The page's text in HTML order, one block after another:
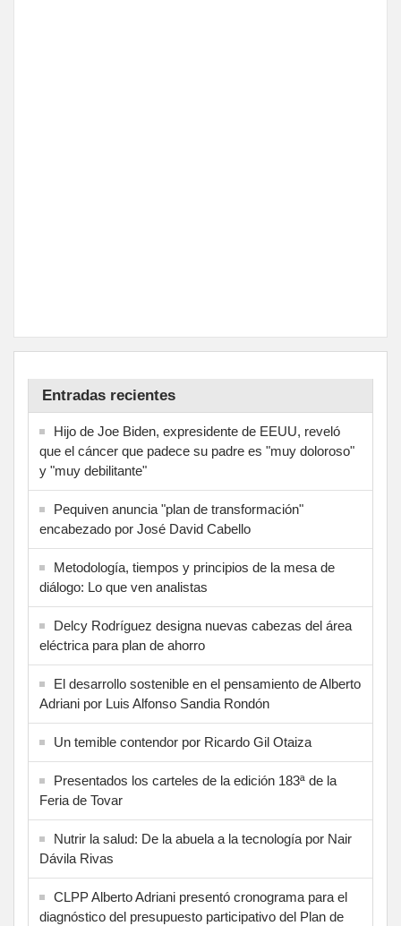
Entradas recientes
Hijo de Joe Biden, expresidente de EEUU, reveló
que el cáncer que padece su padre es "muy doloroso"
y "muy debilitante"
Pequiven anuncia "plan de transformación"
encabezado por José David Cabello
Metodología, tiempos y principios de la mesa de
diálogo: Lo que ven analistas
Delcy Rodríguez designa nuevas cabezas del área
eléctrica para plan de ahorro
El desarrollo sostenible en el pensamiento de Alberto
Adriani por Luis Alfonso Sandia Rondón
Un temible contendor por Ricardo Gil Otaiza
Presentados los carteles de la edición 183ª de la
Feria de Tovar
Nutrir la salud: De la abuela a la tecnología por Nair
Dávila Rivas
CLPP Alberto Adriani presentó cronograma para el
diagnóstico del presupuesto participativo del Plan de